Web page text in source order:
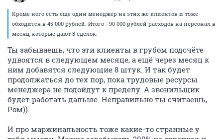
Кроме него есть еще один менеджер на этих же клиентов и тоже
обходится в 45 000 рублей. Итого - 90 000 рублей расходов на персонал в
месяц, которые дают 8 сделок.
Ты забываешь, что эти клиенты в грубом подсчёте
удвоятся в следующем месяце, а ещё через месяц к
ним добавятся следующие 8 штук. И так будет
продолжаться до тех пор, пока трудовые ресурсы
менеджера не подойдут к пределу. А звонильщик
будет работать дальше. Неправильно ты считаешь,
Ром)).
И про маржинальность тоже какие-то странные у